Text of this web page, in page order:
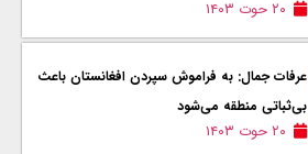
۲۰ حوت ۱۴۰۳
عرفات جمال: به فراموش سپردن افغانستان باعث
بی‌ثباتی منطقه می‌شود
۲۰ حوت ۱۴۰۳